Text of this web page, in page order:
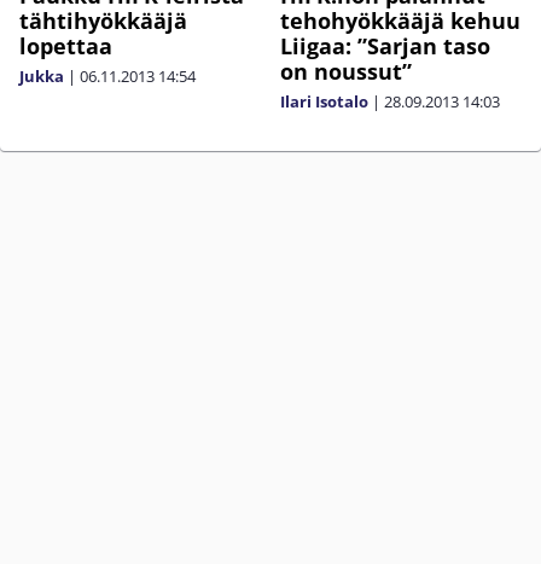
tähtihyökkääjä
lopettaa
Jukka | 06.11.2013 14:54
tehohyökkääjä kehuu
Liigaa: ”Sarjan taso
on noussut”
Ilari Isotalo | 28.09.2013 14:03